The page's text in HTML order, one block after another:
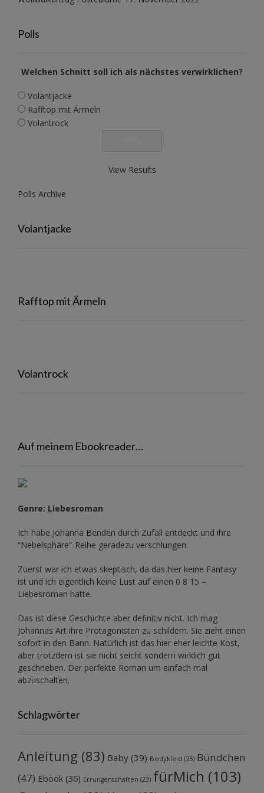
Polls
Welchen Schnitt soll ich als nächstes verwirklichen?
Volantjacke
Rafftop mit Ärmeln
Volantrock
View Results
Polls Archive
Volantjacke
Rafftop mit Ärmeln
Volantrock
Auf meinem Ebookreader…
Genre: Liebesroman
Ich habe Johanna Benden durch Zufall entdeckt und ihre
“Nebelsphäre”-Reihe geradezu verschlungen.
Zuerst war ich etwas skeptisch, da das hier keine Fantasy
ist und ich eigentlich keine Lust auf einen 0 8 15 –
Liebesroman hatte.
Das ist diese Geschichte aber definitiv nicht. Ich mag
Johannas Art ihre Protagonisten zu schildern. Sie zieht einen
sofort in den Bann. Natürlich ist das hier eher leichte Kost,
aber trotzdem ist sie nicht seicht sondern wirklich gut
geschrieben. Der perfekte Roman um einfach mal
abzuschalten.
Schlagwörter
Anleitung (83) Baby (39) Bodykleid (25) Bündchen
(47) Ebook (36) Errungenschaften (23) fürMich (103)